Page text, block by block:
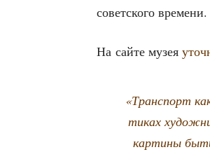
совет­ско­го времени.
На сай­те музея
«Транс­порт
ти­ках
кар­ти­ны